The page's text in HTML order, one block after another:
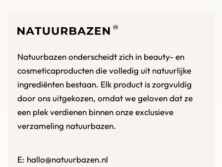
Natuurbazen onderscheidt zich in beauty- en
cosmeticaproducten die volledig uit natuurlijke
ingrediënten bestaan. Elk product is zorgvuldig
door ons uitgekozen, omdat we geloven dat ze
een plek verdienen binnen onze exclusieve
verzameling natuurbazen.
E: hallo@natuurbazen.nl